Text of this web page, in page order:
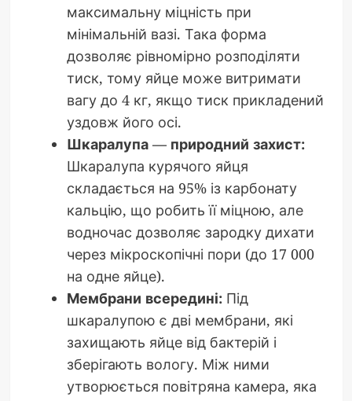
максимальну міцність при
мінімальній вазі. Така форма
дозволяє рівномірно розподіляти
тиск, тому яйце може витримати
вагу до 4 кг, якщо тиск прикладений
уздовж його осі.
Шкаралупа — природний захист:
Шкаралупа курячого яйця
складається на 95% із карбонату
кальцію, що робить її міцною, але
водночас дозволяє зародку дихати
через мікроскопічні пори (до 17 000
на одне яйце).
Мембрани всередині:Під
шкаралупою є дві мембрани, які
захищають яйце від бактерій і
зберігають вологу. Між ними
утворюється повітряна камера, яка